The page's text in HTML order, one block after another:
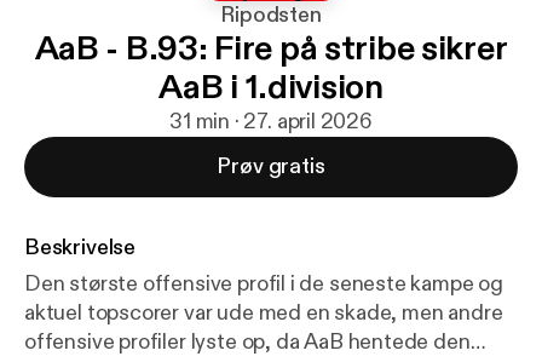
Ripodsten
AaB - B.93: Fire på stribe sikrer
AaB i 1.division
31 min · 27. april 2026
Prøv gratis
Beskrivelse
Den største offensive profil i de seneste kampe og
aktuel topscorer var ude med en skade, men andre
offensive profiler lyste op, da AaB hentede den